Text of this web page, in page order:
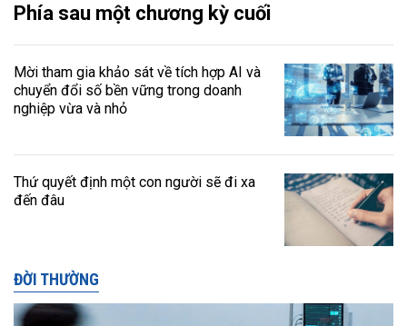
Phía sau một chương kỳ cuối
Mời tham gia khảo sát về tích hợp AI và
chuyển đổi số bền vững trong doanh
nghiệp vừa và nhỏ
Thứ quyết định một con người sẽ đi xa
đến đâu
ĐỜI THƯỜNG